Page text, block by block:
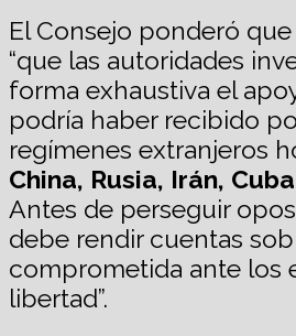
El Consejo ponderó
“que las autoridades
forma exhaustiva el
podría haber recibido
regímenes extranjeros
China, Rusia, Irán,
Antes de perseguir
debe rendir cuentas
comprometida ante los
libertad”.